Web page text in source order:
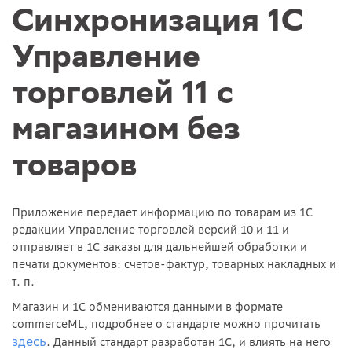
Синхронизация 1С
Управление
торговлей 11 с
магазином без
товаров
Приложение передает информацию по товарам из 1С
редакции Управление торговлей версий 10 и 11 и
отправляет в 1С заказы для дальнейшей обработки и
печати документов: счетов-фактур, товарных накладных и
т. п.
Магазин и 1С обмениваются данными в формате
commerceML, подробнее о стандарте можно прочитать
здесь. Данный стандарт разработан 1С, и влиять на него